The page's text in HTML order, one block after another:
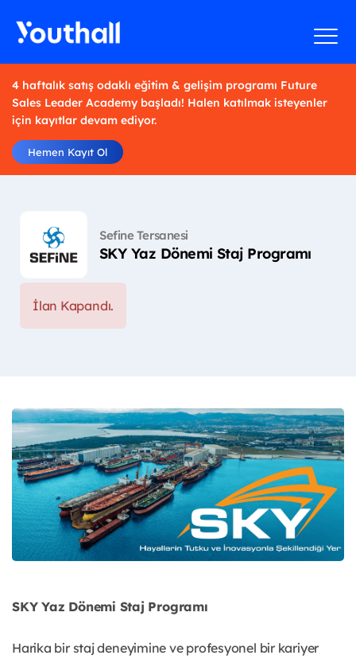
4 haftalık satış odaklı eğitim & gelişim programı Future
Sales Leader Academy başladı! Halen katılmak isteyenler
için kayıtlar devam ediyor.
Hemen Kayıt Ol
Sefine Tersanesi
SKY Yaz Dönemi Staj Programı
İlan Kapandı.
SKY Yaz Dönemi Staj Programı
Harika bir staj deneyimine ve profesyonel bir kariyer